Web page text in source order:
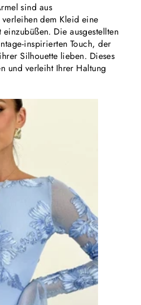
sind aus
dem Kleid eine
Die ausgestellten
inspirierten Touch, der
Silhouette lieben. Dieses
und verleiht Ihrer Haltung